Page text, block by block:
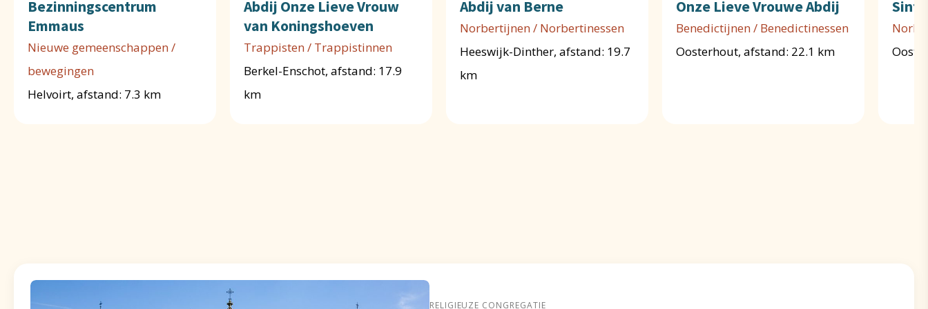
Bezinningscentrum
Emmaus
Nieuwe gemeenschappen /
bewegingen
Helvoirt, afstand: 7.3 km
Abdij Onze Lieve Vrouw
van Koningshoeven
Trappisten / Trappistinnen
Berkel-Enschot, afstand: 17.9
km
Abdij van Berne
Norbertijnen / Norbertinessen
Heeswijk-Dinther, afstand: 19.7
km
Onze Lieve Vrouwe Abdij
Benedictijnen / Benedictinessen
Oosterhout, afstand: 22.1 km
Sint
RELIGIEUZE CONGREGATIE